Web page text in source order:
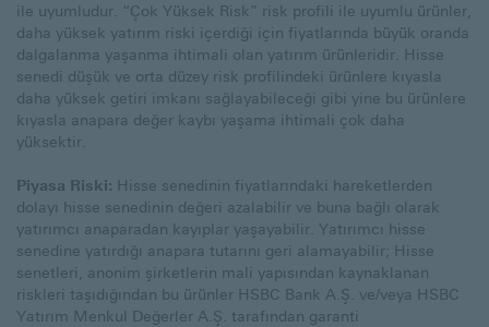
ile uyumludur. “Çok Yüksek Risk” risk profili ile uyumlu ürünler,
daha yüksek yatırım riski içerdiği için fiyatlarında büyük oranda
dalgalanma yaşanma ihtimali olan yatırım ürünleridir. Hisse
senedi düşük ve orta düzey risk profilindeki ürünlere kıyasla
daha yüksek getiri imkanı sağlayabileceği gibi yine bu ürünlere
kıyasla anapara değer kaybı yaşama ihtimali çok daha
yüksektir.
Piyasa Riski: Hisse senedinin fiyatlarındaki hareketlerden
dolayı hisse senedinin değeri azalabilir ve buna bağlı olarak
yatırımcı anaparadan kayıplar yaşayabilir. Yatırımcı hisse
senedine yatırdığı anapara tutarını geri alamayabilir; Hisse
senetleri, anonim şirketlerin mali yapısından kaynaklanan
riskleri taşıdığından bu ürünler HSBC Bank A.Ş. ve/veya HSBC
Yatırım Menkul Değerler A.Ş. tarafından garanti